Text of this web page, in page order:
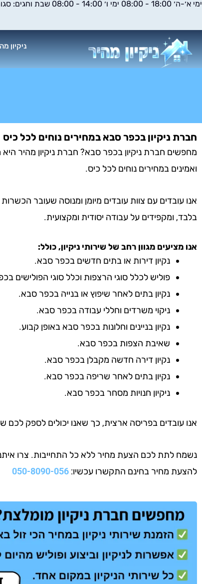
דילוג
ימי א׳-ה׳ 18:00 - 08:00 ימי ו׳ 14:00 - 08:00 שבת וחגים: סגור
ניקיון
חברת ניקיון בכפר סבא במחירים נוחים לכל כיס
מחפשים חברת ניקיון בכפר סבא? חברת ניקיון מהיר היא
ואמינים במחירים נוחים לכל כיס.
אנו עובדים עם צוות עובדים מיומן ומנוסה שעובר
בלבד, ומקפידים על עבודה יסודית ומקצועית.
אנו מציעים מגוון רחב של שירותי ניקיון, כולל:
נקיון דירות או בתים חדשים בכפר סבא.
פוליש לכלל סוגי הרצפות וכלל סוגי הפולישים
נקיון בתים לאחר שיפוץ או בנייה בכפר סבא.
ניקוי משרדים וחללי עבודה בכפר סבא.
נקיון בניינים וחלונות בכפר סבא באופן קבוע.
שאיבת הצפות בכפר סבא.
נקיון דירה חדשה מקבלן בכפר סבא.
נקיון בתים לאחר שריפה בכפר סבא.
ניקיון חנויות מסחר בכפר סבא.
אנו עובדים בפריסה ארצית, כך שאנו יכולים לספק לכם
נשמח לתת לכם הצעת מחיר ללא כל התחייבות. צרו איתנו
להצעת מחיר בחינם התקשרו עכשיו: 050-8090-056